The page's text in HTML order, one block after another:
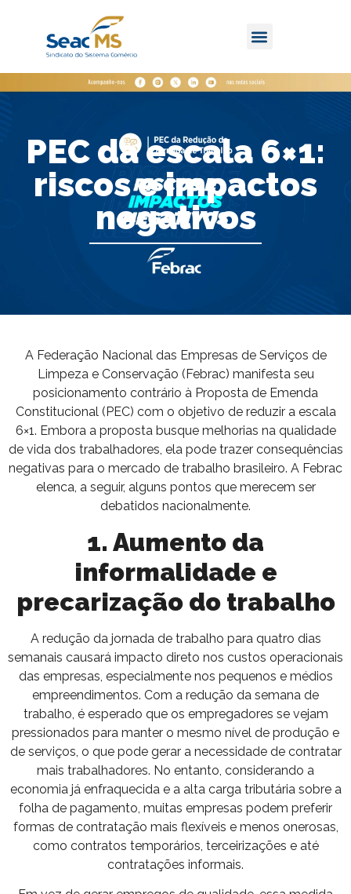
PEC da escala 6×1:
riscos e impactos
negativos
A Federação Nacional das Empresas de Serviços de
Limpeza e Conservação (Febrac) manifesta seu
posicionamento contrário à Proposta de Emenda
Constitucional (PEC) com o objetivo de reduzir a escala
6×1. Embora a proposta busque melhorias na qualidade
de vida dos trabalhadores, ela pode trazer consequências
negativas para o mercado de trabalho brasileiro. A Febrac
elenca, a seguir, alguns pontos que merecem ser
debatidos nacionalmente.
1. Aumento da
informalidade e
precarização do trabalho
A redução da jornada de trabalho para quatro dias
semanais causará impacto direto nos custos operacionais
das empresas, especialmente nos pequenos e médios
empreendimentos. Com a redução da semana de
trabalho, é esperado que os empregadores se vejam
pressionados para manter o mesmo nível de produção e
de serviços, o que pode gerar a necessidade de contratar
mais trabalhadores. No entanto, considerando a
economia já enfraquecida e a alta carga tributária sobre a
folha de pagamento, muitas empresas podem preferir
formas de contratação mais flexíveis e menos onerosas,
como contratos temporários, terceirizações e até
contratações informais.